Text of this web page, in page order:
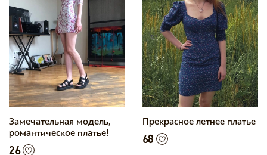
Замечательная модель,
романтическое платье!
26
Прекрасное летнее платье
68